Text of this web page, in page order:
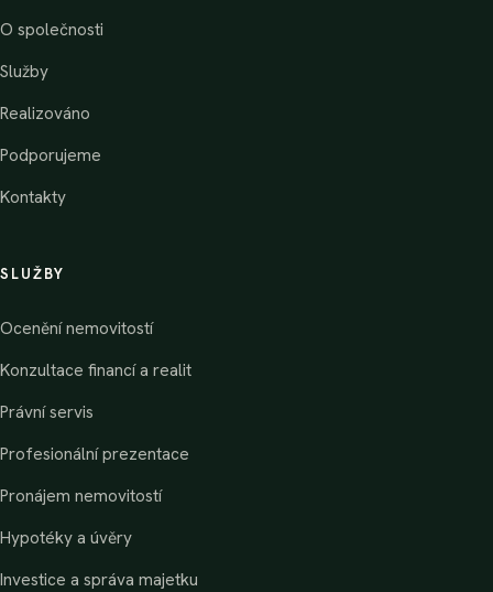
O společnosti
Služby
Realizováno
Podporujeme
Kontakty
SLUŽBY
Ocenění nemovitostí
Konzultace financí a realit
Právní servis
Profesionální prezentace
Pronájem nemovitostí
Hypotéky a úvěry
Investice a správa majetku